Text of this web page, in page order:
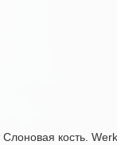
кость.